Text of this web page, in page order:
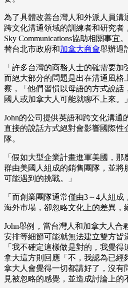
為了具體改善台灣人和外派人員溝
跨文化溝通領域的訓練者和研究者
Sky Communications協助相關事宜
替台北市政府和加拿大商會舉辦過
「許多台灣的商務人士的確需要
而絕大部分的問題是出在溝通風格
察，「他們習慣以母語的方式說話
國人或加拿大人可能就聊不上來。」
John的公司提供英語和跨文化溝通
直接的說話方式絕對會影響國際性
隊。
「假如大型企業計畫進軍美國，
群由美國人組成的銷售團隊，並將
可能遇到的挑戰。」
「而創業團隊通常僅由3～4人組
海外市場，卻忽略文化上的差異，
John舉例，當台灣人和加拿大人合
安排等細節可能就無法建立雙方皆
「我不確定這樣做是對的，我覺
拿大這方則回應「不，我認為已經
拿大人會覺得一切都講好了，沒有
見被忽略的感覺，並造成討論上的